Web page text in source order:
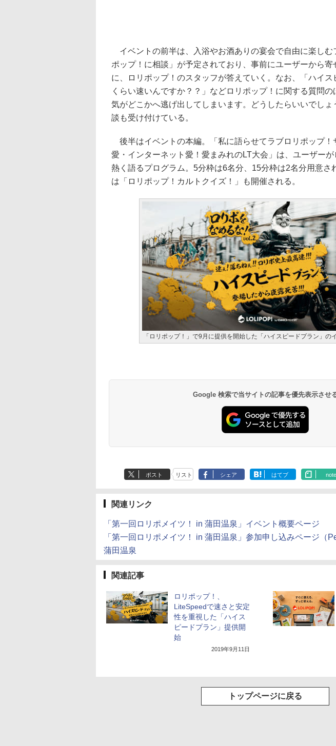
イベントの前半は、入浴やお酒ありの宴会で自由に楽しむ
ポップ！に相談」が予定されており、事前にユーザーから寄
に、ロリポップ！のスタッフが答えていく。なお、「ハイ
くらい速いんですか？？」などロリポップ！に関する質問の
気がどこかへ逃げ出してしまいます。どうしたらいいでしょ
談も受け付けている。
後半はイベントの本編。「私に語らせてラブロリポップ！
愛・インターネット愛！愛まみれのLT大会」は、ユーザー
熱く語るプログラム。5分枠は6名分、15分枠は2名分用意さ
は「ロリポップ！カルトクイズ！」も開催される。
「ロリポップ！」で9月に提供を開始した「ハイスピードプラン」の
Google 検索で当サイトの記事を優先表示させ
ポスト リスト シェア はてブ note
関連リンク
「第一回ロリポメイツ！ in 蒲田温泉」イベント概要ページ
「第一回ロリポメイツ！ in 蒲田温泉」参加申し込みページ（
蒲田温泉
関連記事
ロリポップ！、
LiteSpeedで速さと安定
性を重視した「ハイス
ピードプラン」提供開
始
2019年9月11日
トップページに戻る